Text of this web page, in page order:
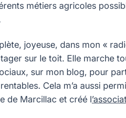
métiers agricoles
joyeuse, dans mon «
sur le toit. Elle marche
sur mon blog, pour
Cela m’a aussi
de Marcillac et créé l